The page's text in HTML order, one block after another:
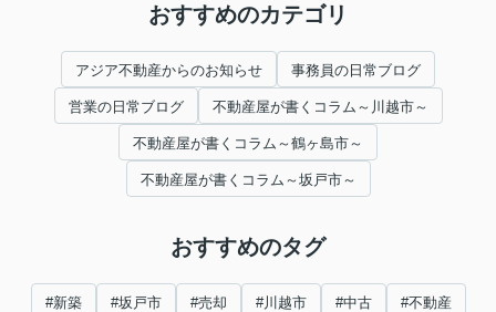
おすすめのカテゴリ
アジア不動産からのお知らせ 事務員の日常ブログ
営業の日常ブログ 不動産屋が書くコラム～川越市～
不動産屋が書くコラム～鶴ヶ島市～
不動産屋が書くコラム～坂戸市～
おすすめのタグ
#新築 #坂戸市 #売却 #川越市 #中古 #不動産